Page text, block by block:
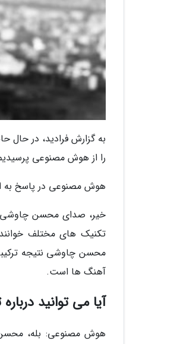
به گزارش فرادید، در حال
را از هوش مصنوعی
هوش مصنوعی در پاسخ به
خیر، صدای محسن چاوشی
تکنیک های مختلف
محسن چاوشی نتیجه
آهنگ ها است.
آیا می توانید
هوش مصنوعی: بله،